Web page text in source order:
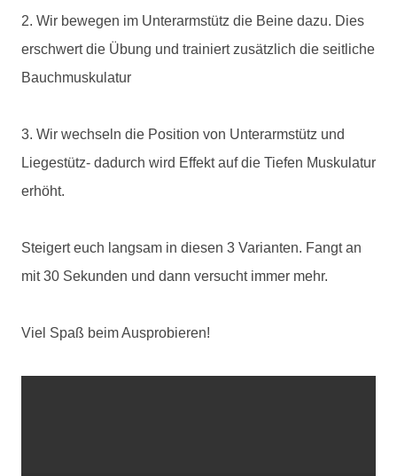
2. Wir bewegen im Unterarmstütz die Beine dazu. Dies
erschwert die Übung und trainiert zusätzlich die seitliche
Bauchmuskulatur
3. Wir wechseln die Position von Unterarmstütz und
Liegestütz- dadurch wird Effekt auf die Tiefen Muskulatur
erhöht.
Steigert euch langsam in diesen 3 Varianten. Fangt an
mit 30 Sekunden und dann versucht immer mehr.
Viel Spaß beim Ausprobieren!